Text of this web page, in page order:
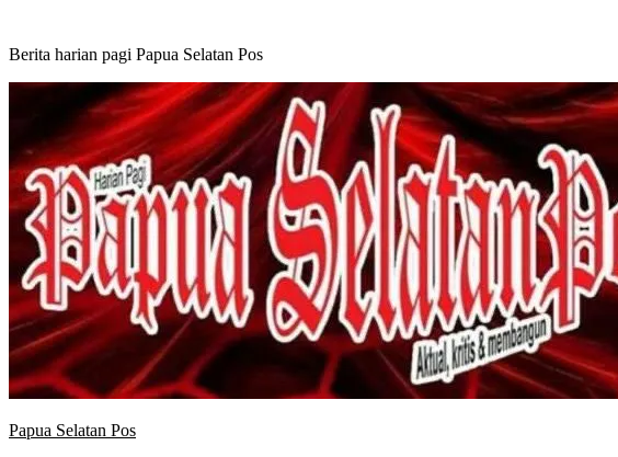
Berita harian pagi Papua Selatan Pos
Primary
Papua Selatan Pos